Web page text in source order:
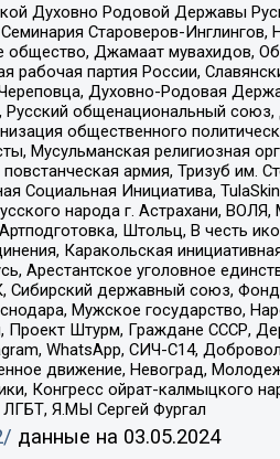
Духовно Родовой Державы
Староверов-
общество, Джамаат мувахидов,
рабочая партия России,
Духовно-Родовая
общенациональный
общественного
Мусульманская религиозная
армия, Тризуб им.
Социальная Инициатива,
народа г. Астрахани,
Штольц, В честь
Каракольская
Арестантское уголовное
Сибирский державный союз,
Мужское государство,
Штурм, Граждане СССР,
WhatsApp, СИЧ-С14,
движение, Невоград,
Конгресс ойрат-калмыцкого
ЛГБТ, Я.МЫ Сергей Фургал
данные на 03.05.2024